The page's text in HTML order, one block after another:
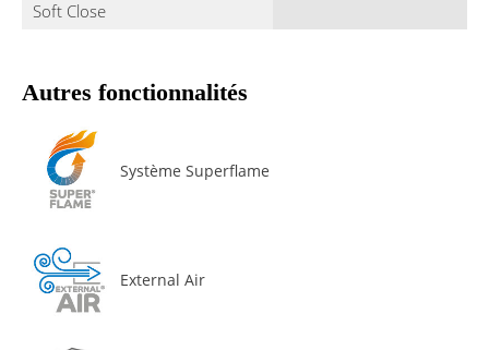
Soft Close
Autres fonctionnalités
Système Superflame
External Air